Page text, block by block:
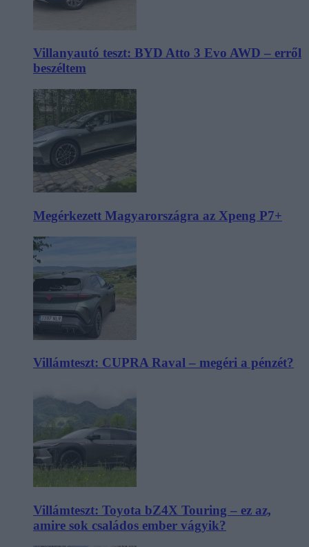
Villanyautó teszt: BYD Atto 3 Evo AWD – erről
beszéltem
Megérkezett Magyarországra az Xpeng P7+
Villámteszt: CUPRA Raval – megéri a pénzét?
Villámteszt: Toyota bZ4X Touring – ez az,
amire sok családos ember vágyik?